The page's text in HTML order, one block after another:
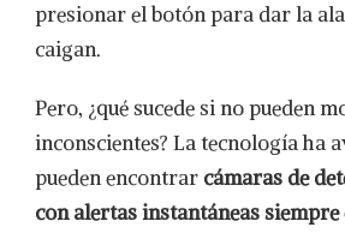
presionar el botón para dar la
caigan.
Pero, ¿qué sucede si no pueden
inconscientes? La tecnología ha
pueden encontrar cámaras de
con alertas instantáneas siempre